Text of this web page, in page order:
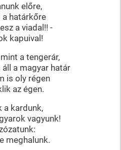
előre,
határkőre
a viadal!! -
kapuival!
a tengerár,
a magyar határ
is oly régen
az égen.
a kardunk,
vagyunk!
meghalunk.